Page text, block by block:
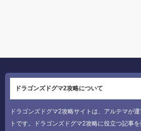
ドラゴンズドグマ2攻略について
ドラゴンズドグマ2攻略サイトは、アルテマが
トです。ドラゴンズドグマ2攻略に役立つ記事